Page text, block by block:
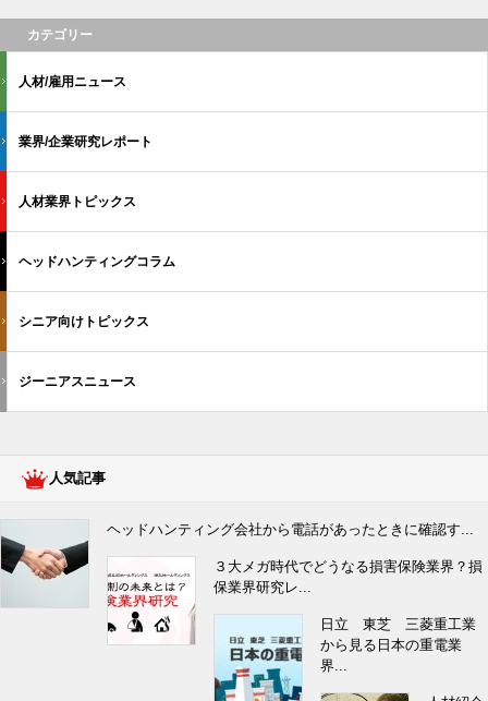
カテゴリー
人材/雇用ニュース
業界/企業研究レポート
人材業界トピックス
ヘッドハンティングコラム
シニア向けトピックス
ジーニアスニュース
人気記事
ヘッドハンティング会社から電話があったときに確認す...
３大メガ時代でどうなる損害保険業界？損
保業界研究レ...
日立 東芝 三菱重工業
から見る日本の重電業
界...